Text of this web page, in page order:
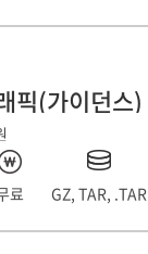
픽(가이던스)
료 GZ, TAR, .TAR